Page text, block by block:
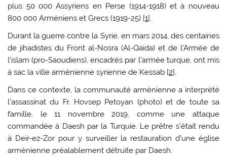
plus 50 000 Assyriens en Perse (1914-1918) et à nouveau
800 000 Arméniens et Grecs (1919-25) [1].
Durant la guerre contre la Syrie, en mars 2014, des centaines
de jihadistes du Front al-Nosra (Al-Qaïda) et de l’Armée de
l’islam (pro-Saoudiens), encadrés par l’armée turque, ont mis
à sac la ville arménienne syrienne de Kessab [2].
Dans ce contexte, la communauté arménienne a interprété
l’assassinat du Fr. Hovsep Petoyan (photo) et de toute sa
famille, le 11 novembre 2019, comme une attaque
commandée à Daesh par la Turquie. Le prêtre s’était rendu
à Deir-ez-Zor pour y surveiller la restauration d’une église
arménienne préalablement détruite par Daesh.